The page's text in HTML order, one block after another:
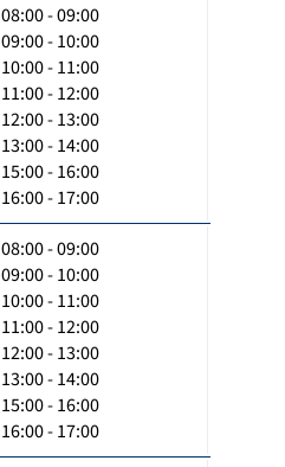
08:00 - 09:00
09:00 - 10:00
10:00 - 11:00
11:00 - 12:00
12:00 - 13:00
13:00 - 14:00
15:00 - 16:00
16:00 - 17:00
08:00 - 09:00
09:00 - 10:00
10:00 - 11:00
11:00 - 12:00
12:00 - 13:00
13:00 - 14:00
15:00 - 16:00
16:00 - 17:00